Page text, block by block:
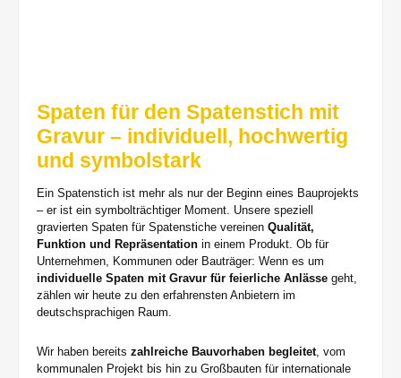
Spaten für den Spatenstich mit
Gravur – individuell, hochwertig
und symbolstark
Ein Spatenstich ist mehr als nur der Beginn eines Bauprojekts
– er ist ein symbolträchtiger Moment. Unsere speziell
gravierten Spaten für Spatenstiche vereinen Qualität,
Funktion und Repräsentation in einem Produkt. Ob für
Unternehmen, Kommunen oder Bauträger: Wenn es um
individuelle Spaten mit Gravur für feierliche Anlässe geht,
zählen wir heute zu den erfahrensten Anbietern im
deutschsprachigen Raum.
Wir haben bereits zahlreiche Bauvorhaben begleitet, vom
kommunalen Projekt bis hin zu Großbauten für internationale